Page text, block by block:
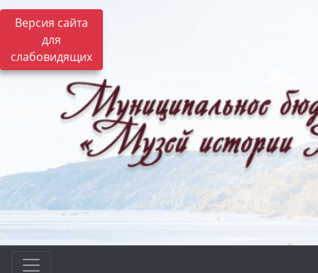
Версия сайта
для
слабовидящих